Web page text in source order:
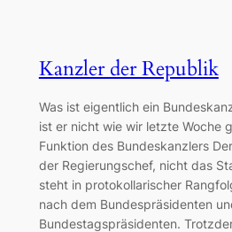
Kanzler der Republik
Was ist eigentlich ein
ist er nicht wie wir letzte Woche
Funktion des Bundeskanzlers
der Regierungschef, nicht das
steht in protokollarischer
nach dem Bundespräsidenten
Bundestagspräsidenten.